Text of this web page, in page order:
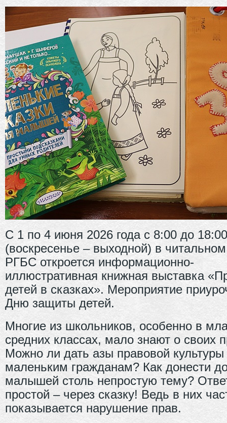
С 1 по 4 июня 2026 года с 8:00 до 18:00
(воскресенье – выходной) в
РГБС откроется информационно-
иллюстративная книжная выставка
детей в сказках». Мероприятие
Дню защиты детей.
Многие из школьников, особенно в
средних классах, мало знают о своих
Можно ли дать азы правовой культуры
маленьким гражданам? Как донести
малышей столь непростую тему?
простой – через сказку! Ведь в них
показывается нарушение прав.